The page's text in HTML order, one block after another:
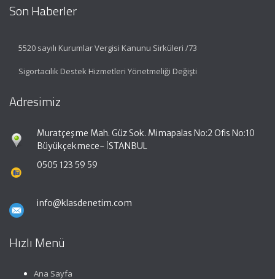
Son Haberler
5520 sayılı Kurumlar Vergisi Kanunu Sirküleri /73
Sigortacılık Destek Hizmetleri Yönetmeliği Değişti
Adresimiz
Muratçeşme Mah. Güz Sok. Mimapalas No:2 Ofis No:10
Büyükçekmece- İSTANBUL
0505 123 59 59
info@klasdenetim.com
Hızlı Menü
Ana Sayfa